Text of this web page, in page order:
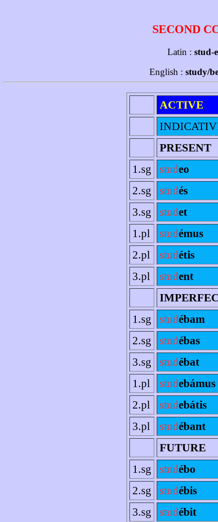
SECOND
Latin : stud-
English : study/
ACTIVE
PRESENT
1.sg
studeo
2.sg
studés
3.sg
studet
1.pl
studémus
2.pl
studétis
3.pl
student
1.sg
studébam
2.sg
studébas
3.sg
studébat
1.pl
studebámus
2.pl
studebátis
3.pl
studébant
FUTURE
1.sg
studébo
2.sg
studébis
3.sg
studébit